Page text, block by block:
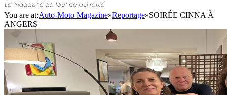
You are at:Auto-Moto Magazine»Reportage»SOIRÉE CINNA À
ANGERS